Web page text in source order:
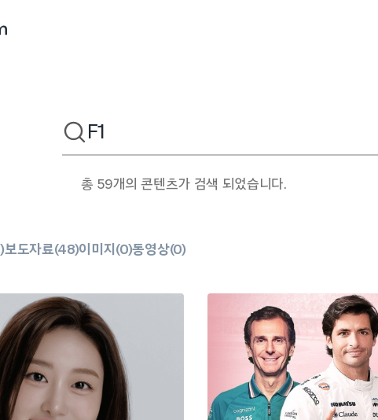
검색어
총 59개의 콘텐츠가 검색 되었습니다.
)보도자료(48)이미지(0)동영상(0)